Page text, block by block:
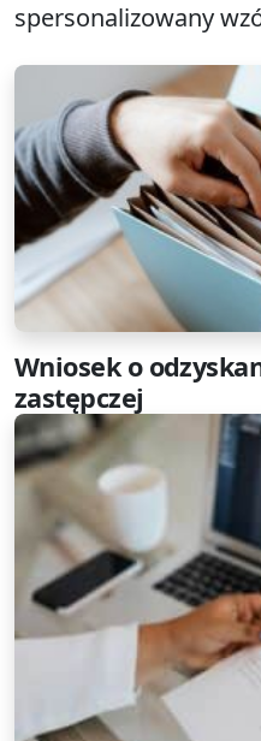
spersonalizowany
Wniosek o
zastępczej